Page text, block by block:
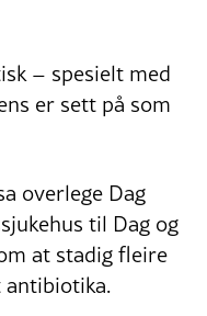
– spesielt med
er sett på som
overlege Dag
til Dag og
at stadig fleire